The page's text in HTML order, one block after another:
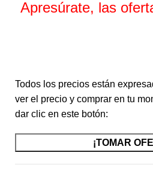
Apresúrate, las
Todos los precios están
ver el precio y comprar en tu
dar clic en este botón:
¡TOMAR